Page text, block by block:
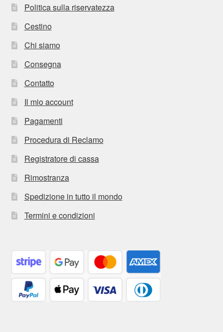
Politica sulla riservatezza
Cestino
Chi siamo
Consegna
Contatto
Il mio account
Pagamenti
Procedura di Reclamo
Registratore di cassa
Rimostranza
Spedizione in tutto il mondo
Termini e condizioni